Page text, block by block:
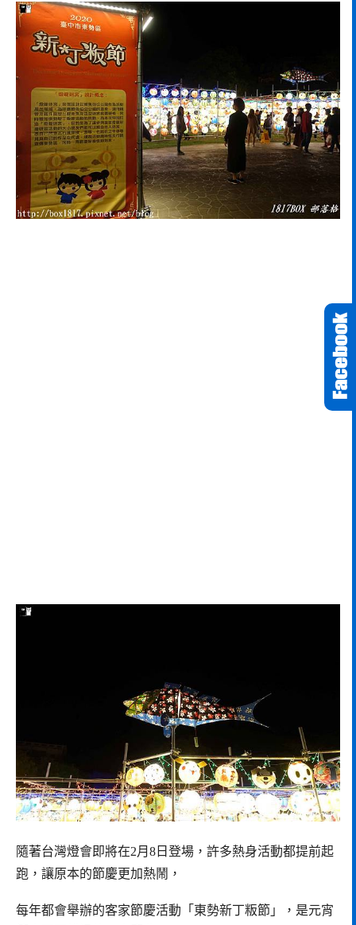
隨著台灣燈會即將在2月8日登場，許多熱身活動都提前起
跑，讓原本的節慶更加熱鬧，
每年都會舉辦的客家節慶活動「東勢新丁粄節」，是元宵